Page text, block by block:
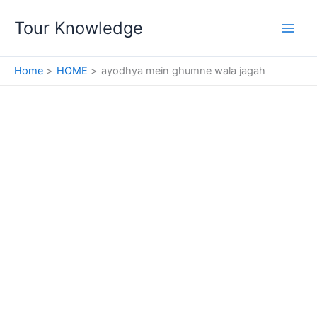
Tour Knowledge
Home HOME ayodhya mein ghumne wala jagah